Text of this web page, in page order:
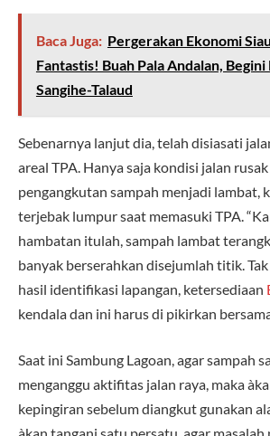
Baca Juga: Pergerakan Ekonomi
Fantastis! Buah Pala Andalan,
Sangihe-Talaud
Sebenarnya lanjut dia, telah disiasati
areal TPA. Hanya saja kondisi jalan
pengangkutan sampah menjadi lambat,
terjebak lumpur saat memasuki TPA.
hambatan itulah, sampah lambat
banyak berserahkan disejumlah titik.
hasil identifikasi lapangan, ketersediaan
kendala dan ini harus di pikirkan
Saat ini Sambung Lagoan, agar sampah
menganggu aktifitas jalan raya, maka
kepingiran sebelum diangkut gunakan